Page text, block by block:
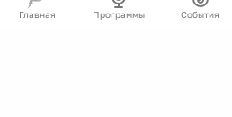
Главная Программы События